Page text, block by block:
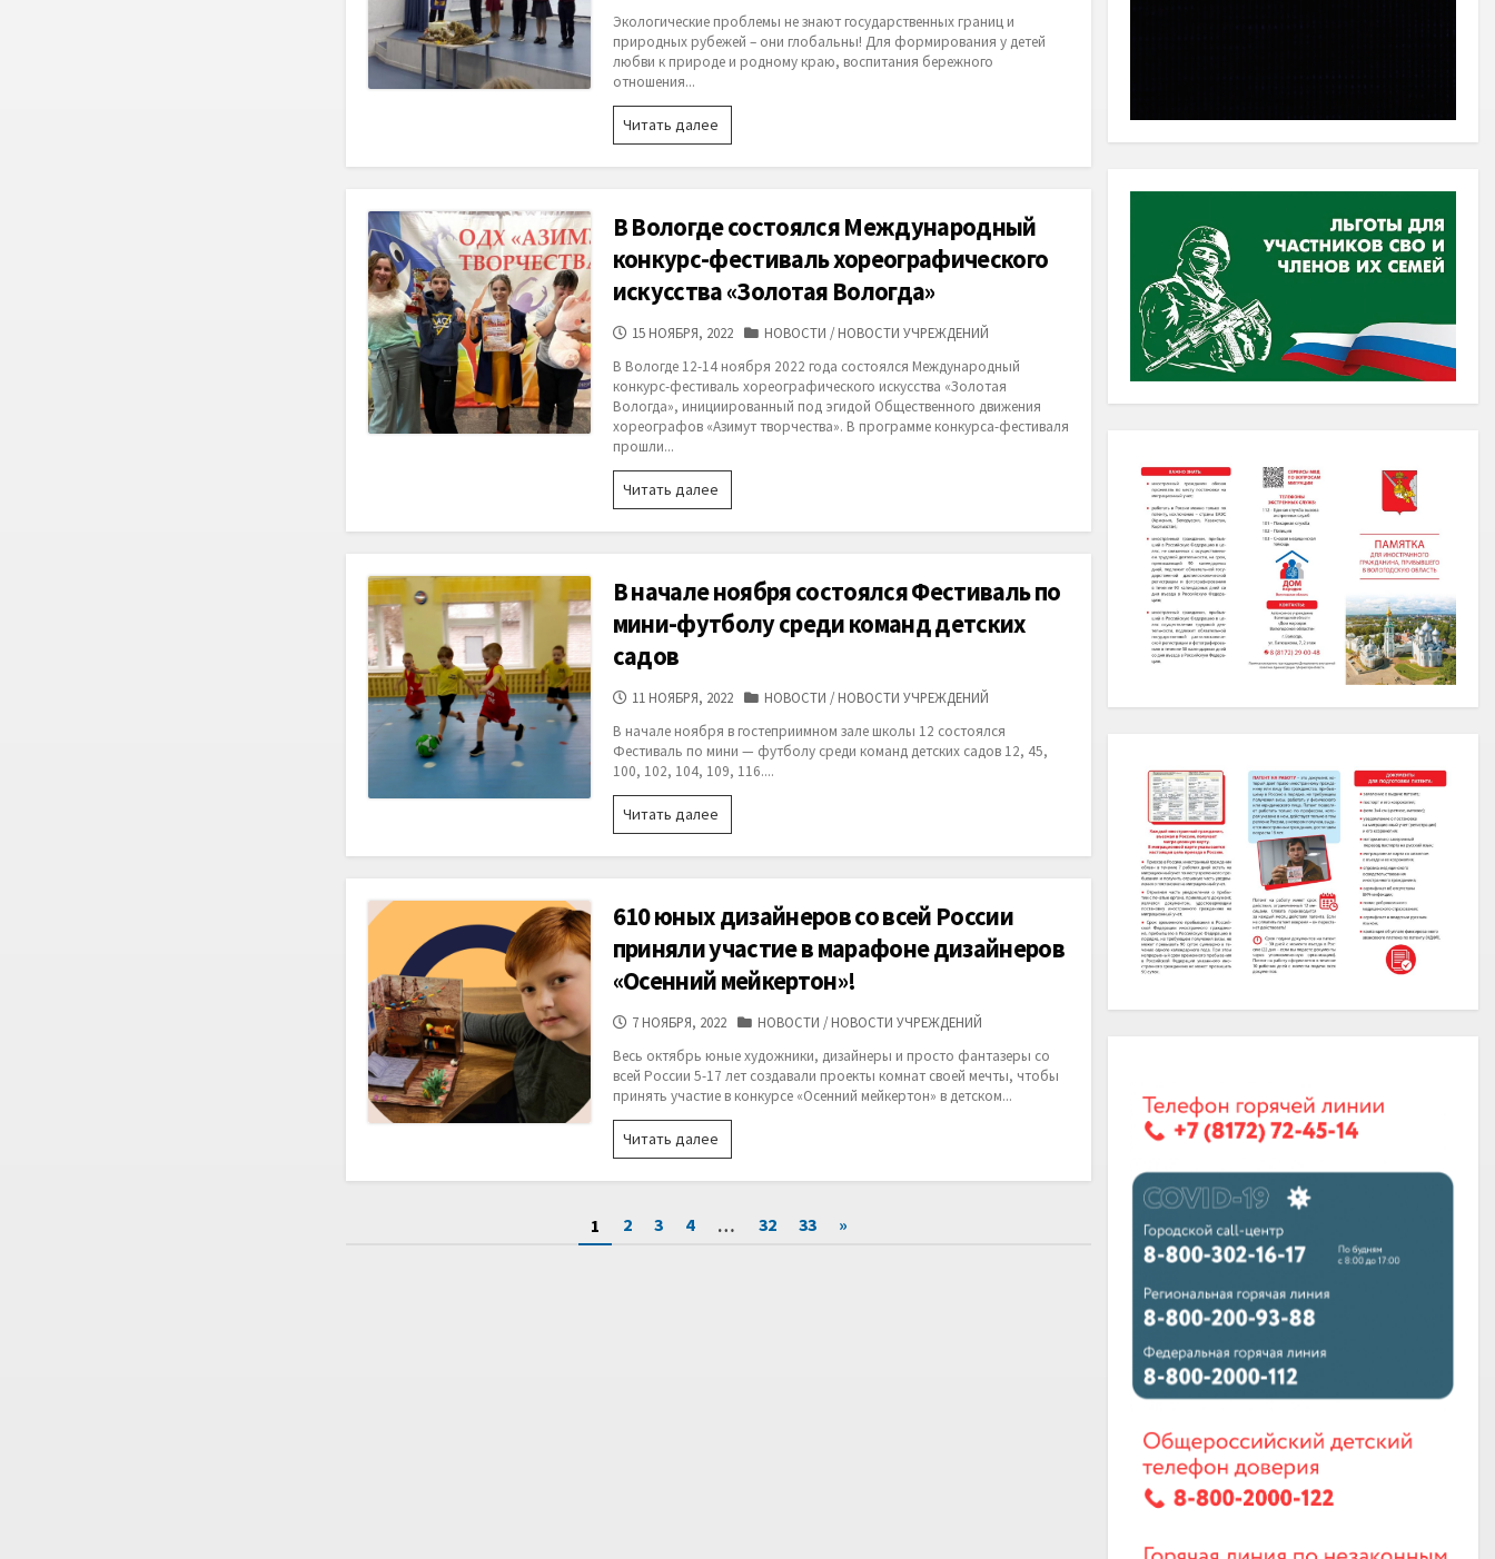
Экологические проблемы не знают государственных границ и
природных рубежей – они глобальны! Для формирования у детей
любви к природе и родному краю, воспитания бережного
отношения...
Читать далее15
ноября
прошел
городского
конкурса
«Мир
пернатых
зверей
ждет
поддержки
от
людей»
В Вологде состоялся Международный
конкурс-фестиваль хореографического
искусства «Золотая Вологда»
ДАТА
15 НОЯБРЯ, 2022 КАТЕГОРИИ
НОВОСТИ /НОВОСТИ УЧРЕЖДЕНИЙ
В Вологде 12-14 ноября 2022 года состоялся Международный
конкурс-фестиваль хореографического искусства «Золотая
Вологда», инициированный под эгидой Общественного движения
хореографов «Азимут творчества». В программе конкурса-фестиваля
прошли...
Читать далееВ
Вологде
состоялся
фестиваль
хореографического
искусства
В начале ноября состоялся Фестиваль по
мини-футболу среди команд детских
садов
ДАТА
11 НОЯБРЯ, 2022 КАТЕГОРИИ
НОВОСТИ /НОВОСТИ УЧРЕЖДЕНИЙ
В начале ноября в гостеприимном зале школы 12 состоялся
Фестиваль по мини — футболу среди команд детских садов 12, 45,
100, 102, 104, 109, 116....
Читать далееВ
начале
ноября
по
футболу
среди
детских
610 юных дизайнеров со всей России
приняли участие в марафоне дизайнеров
«Осенний мейкертон»!
ДАТА
7 НОЯБРЯ, 2022 КАТЕГОРИИ
НОВОСТИ /НОВОСТИ УЧРЕЖДЕНИЙ
Весь октябрь юные художники, дизайнеры и просто фантазеры со
всей России 5-17 лет создавали проекты комнат своей мечты, чтобы
принять участие в конкурсе «Осенний мейкертон» в детском...
Читать далее610
юных
дизайнеров
1 2 3 4 … 32 33 »